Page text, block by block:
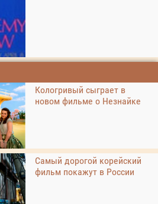
Кологривый сыграет в
новом фильме о Незнайке
Самый дорогой корейский
фильм покажут в России